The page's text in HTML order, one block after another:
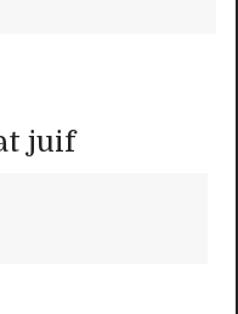
juif